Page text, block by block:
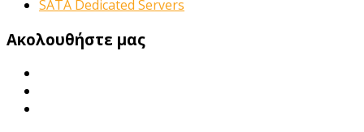
SATA Dedicated Servers
Ακολουθήστε μας